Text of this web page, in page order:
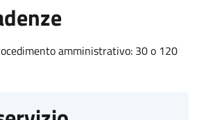
amministrativo: 30 o 120